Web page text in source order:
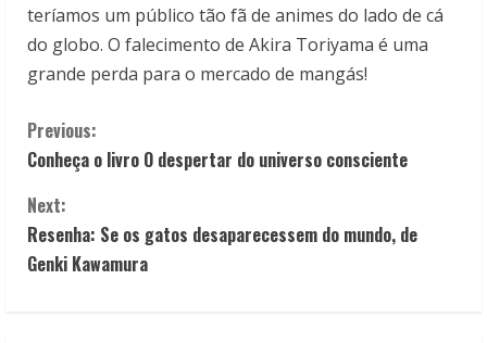
teríamos um público tão fã de animes do lado de cá
do globo. O falecimento de Akira Toriyama é uma
grande perda para o mercado de mangás!
C
o
n
t
Previous:
Conheça o livro O despertar do universo consciente
Next:
Resenha: Se os gatos desaparecessem do mundo, de
Genki Kawamura